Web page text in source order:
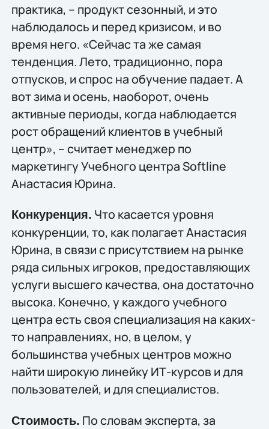
практика, – продукт сезонный, и это
наблюдалось и перед кризисом, и во
время него. «Сейчас та же самая
тенденция. Лето, традиционно, пора
отпусков, и спрос на обучение падает. А
вот зима и осень, наоборот, очень
активные периоды, когда наблюдается
рост обращений клиентов в учебный
центр», – считает менеджер по
маркетингу Учебного центра Softline
Анастасия Юрина.
Конкуренция. Что касается уровня
конкуренции, то, как полагает Анастасия
Юрина, в связи с присутствием на рынке
ряда сильных игроков, предоставляющих
услуги высшего качества, она достаточно
высока. Конечно, у каждого учебного
центра есть своя специализация на каких-
то направлениях, но, в целом, у
большинства учебных центров можно
найти широкую линейку ИТ-курсов и для
пользователей, и для специалистов.
Стоимость. По словам эксперта, за